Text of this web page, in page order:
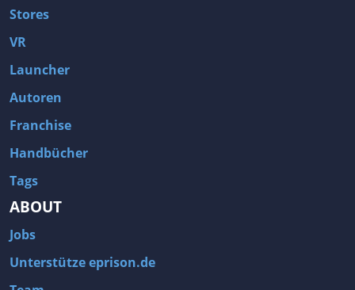
Stores
VR
Launcher
Autoren
Franchise
Handbücher
Tags
ABOUT
Jobs
Unterstütze eprison.de